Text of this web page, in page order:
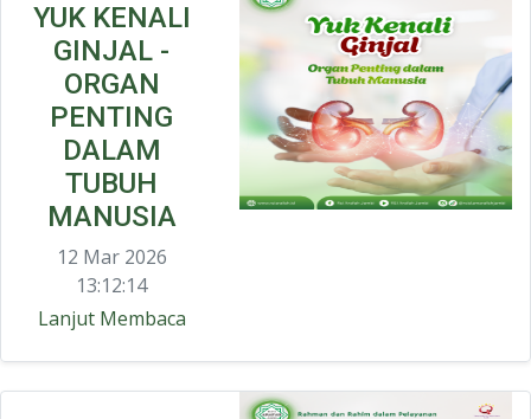
YUK KENALI
GINJAL -
ORGAN
PENTING
DALAM
TUBUH
MANUSIA
12 Mar 2026
13:12:14
Lanjut Membaca